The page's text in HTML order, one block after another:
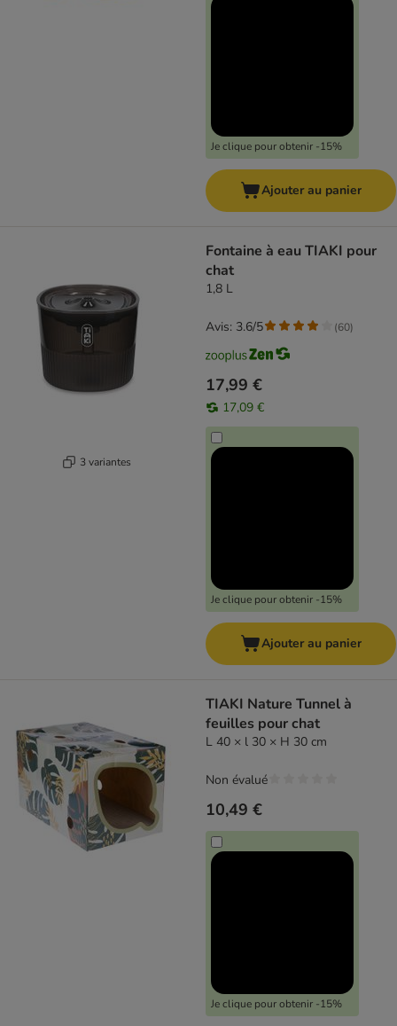
Je clique pour obtenir -15%
Ajouter au panier
3 variantes
Fontaine à eau TIAKI pour
chat
1,8 L
17,99 €
17,09 €
Je clique pour obtenir -15%
Avis: 3.6/5 (60)
Ajouter au panier
TIAKI Nature Tunnel à
feuilles pour chat
L 40 × l 30 × H 30 cm
10,49 €
Je clique pour obtenir -15%
Non évalué